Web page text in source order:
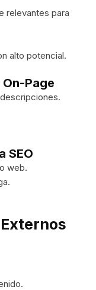
relevantes para
alto potencial.
Page
SEO
web.